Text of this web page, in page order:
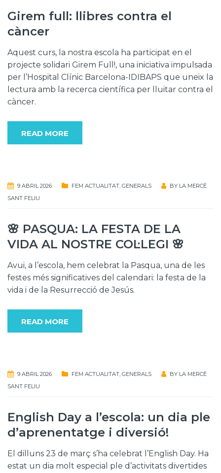
Girem full: llibres contra el
càncer
Aquest curs, la nostra escola ha participat en el
projecte solidari Girem Full!, una iniciativa impulsada
per l’Hospital Clínic Barcelona-IDIBAPS que uneix la
lectura amb la recerca científica per lluitar contra el
càncer.
READ MORE
9 ABRIL 2026 FEM ACTUALITAT, GENERALS BY LA MERCÈ
SANT FELIU
🌸 PASQUA: LA FESTA DE LA
VIDA AL NOSTRE COL·LEGI 🌸
Avui, a l’escola, hem celebrat la Pasqua, una de les
festes més significatives del calendari: la festa de la
vida i de la Resurrecció de Jesús.
READ MORE
9 ABRIL 2026 FEM ACTUALITAT, GENERALS BY LA MERCÈ
SANT FELIU
English Day a l’escola: un dia ple
d’aprenentatge i diversió!
El dilluns 23 de març s’ha celebrat l’English Day. Ha
estat un dia molt especial ple d’activitats divertides